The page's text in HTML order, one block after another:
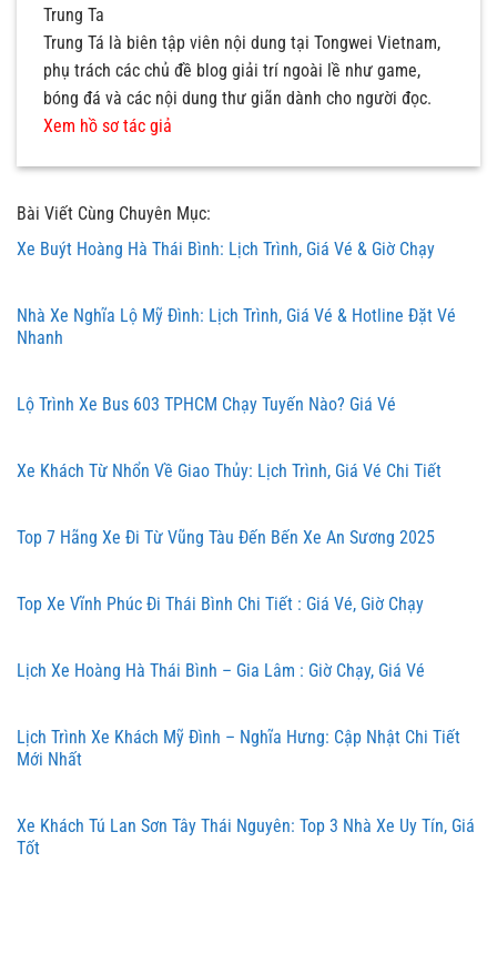
Trung Ta
Trung Tá là biên tập viên nội dung tại Tongwei Vietnam,
phụ trách các chủ đề blog giải trí ngoài lề như game,
bóng đá và các nội dung thư giãn dành cho người đọc.
Xem hồ sơ tác giả
Bài Viết Cùng Chuyên Mục:
Xe Buýt Hoàng Hà Thái Bình: Lịch Trình, Giá Vé & Giờ Chạy
Nhà Xe Nghĩa Lộ Mỹ Đình: Lịch Trình, Giá Vé & Hotline Đặt Vé
Nhanh
Lộ Trình Xe Bus 603 TPHCM Chạy Tuyến Nào? Giá Vé
Xe Khách Từ Nhổn Về Giao Thủy: Lịch Trình, Giá Vé Chi Tiết
Top 7 Hãng Xe Đi Từ Vũng Tàu Đến Bến Xe An Sương 2025
Top Xe Vĩnh Phúc Đi Thái Bình Chi Tiết : Giá Vé, Giờ Chạy
Lịch Xe Hoàng Hà Thái Bình – Gia Lâm : Giờ Chạy, Giá Vé
Lịch Trình Xe Khách Mỹ Đình – Nghĩa Hưng: Cập Nhật Chi Tiết
Mới Nhất
Xe Khách Tú Lan Sơn Tây Thái Nguyên: Top 3 Nhà Xe Uy Tín, Giá
Tốt